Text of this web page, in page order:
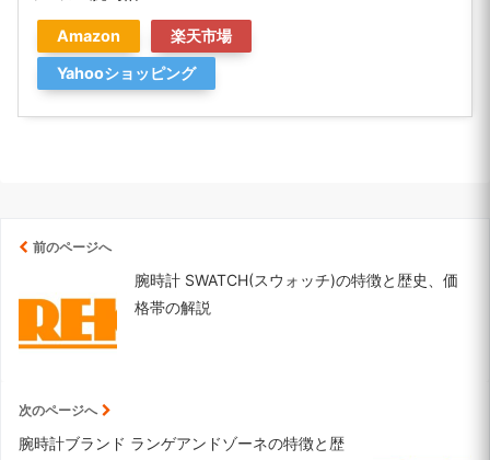
Amazon
楽天市場
Yahooショッピング
前のページへ
腕時計 SWATCH(スウォッチ)の特徴と歴史、価
格帯の解説
次のページへ
腕時計ブランド ランゲアンドゾーネの特徴と歴